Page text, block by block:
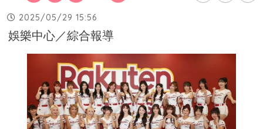
2025/05/29 15:56
娛樂中心／綜合報導